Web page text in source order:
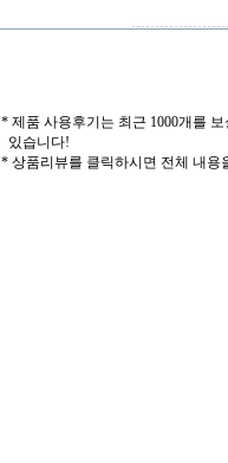
* 제품 사용후기는 최근 1000개를
있습니다!
* 상품리뷰를 클릭하시면 전체 내용